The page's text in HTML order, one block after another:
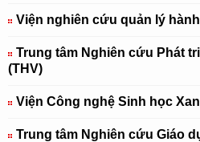
Viện nghiên cứu quản lý
Trung tâm Nghiên cứu Phát
(THV)
Viện Công nghệ Sinh học
Trung tâm Nghiên cứu Giáo